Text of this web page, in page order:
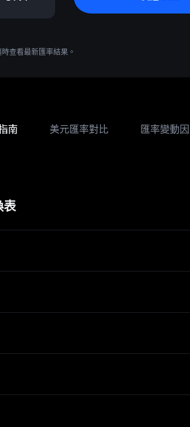
查看最新匯率結果。
南 美元匯率對比 匯率變動
表